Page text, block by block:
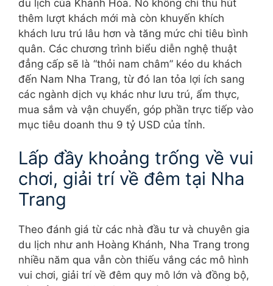
du lịch của Khánh Hòa. Nó không chỉ thu hút
thêm lượt khách mới mà còn khuyến khích
khách lưu trú lâu hơn và tăng mức chi tiêu bình
quân. Các chương trình biểu diễn nghệ thuật
đẳng cấp sẽ là “thỏi nam châm” kéo du khách
đến Nam Nha Trang, từ đó lan tỏa lợi ích sang
các ngành dịch vụ khác như lưu trú, ẩm thực,
mua sắm và vận chuyển, góp phần trực tiếp vào
mục tiêu doanh thu 9 tỷ USD của tỉnh.
Lấp đầy khoảng trống về vui
chơi, giải trí về đêm tại Nha
Trang
Theo đánh giá từ các nhà đầu tư và chuyên gia
du lịch như anh Hoàng Khánh, Nha Trang trong
nhiều năm qua vẫn còn thiếu vắng các mô hình
vui chơi, giải trí về đêm quy mô lớn và đồng bộ,